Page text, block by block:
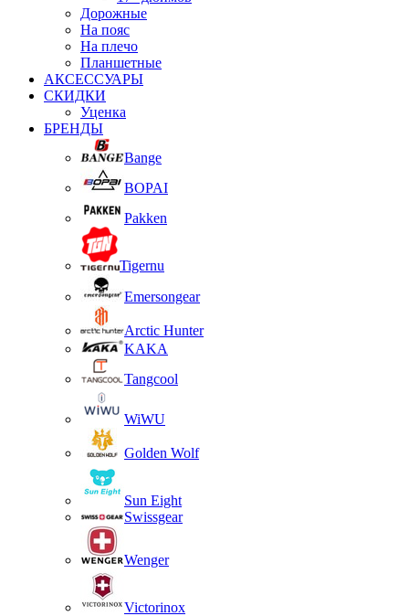
Дорожные
На пояс
На плечо
Планшетные
АКСЕССУАРЫ
СКИДКИ
Уценка
БРЕНДЫ
Bange
BOPAI
Pakken
Tigernu
Emersongear
Arctic Hunter
KAKA
Tangcool
WiWU
Golden Wolf
Sun Eight
Swissgear
Wenger
Victorinox